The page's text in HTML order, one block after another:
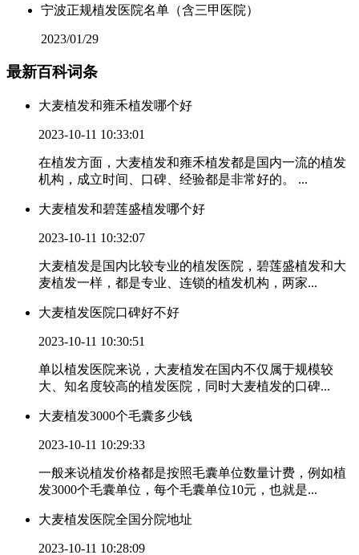
宁波正规植发医院名单（含三甲医院）
2023/01/29
最新百科词条
大麦植发和雍禾植发哪个好
2023-10-11 10:33:01
在植发方面，大麦植发和雍禾植发都是国内一流的植发
机构，成立时间、口碑、经验都是非常好的。 ...
大麦植发和碧莲盛植发哪个好
2023-10-11 10:32:07
大麦植发是国内比较专业的植发医院，碧莲盛植发和大
麦植发一样，都是专业、连锁的植发机构，两家...
大麦植发医院口碑好不好
2023-10-11 10:30:51
单以植发医院来说，大麦植发在国内不仅属于规模较
大、知名度较高的植发医院，同时大麦植发的口碑...
大麦植发3000个毛囊多少钱
2023-10-11 10:29:33
一般来说植发价格都是按照毛囊单位数量计费，例如植
发3000个毛囊单位，每个毛囊单位10元，也就是...
大麦植发医院全国分院地址
2023-10-11 10:28:09